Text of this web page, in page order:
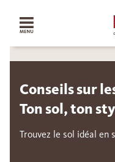
Conseils sur
Ton sol, ton
Trouvez le sol idéal en